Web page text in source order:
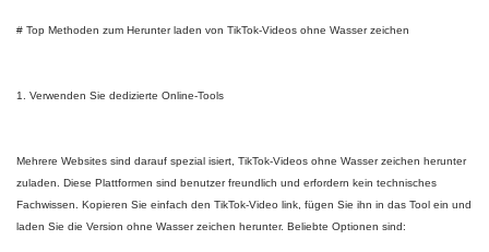
# Top Methoden zum Herunter laden von TikTok-Videos ohne Wasser zeichen
1. Verwenden Sie dedizierte Online-Tools
Mehrere Websites sind darauf spezial isiert, TikTok-Videos ohne Wasser zeichen herunter
zuladen. Diese Plattformen sind benutzer freundlich und erfordern kein technisches
Fachwissen. Kopieren Sie einfach den TikTok-Video link, fügen Sie ihn in das Tool ein und
laden Sie die Version ohne Wasser zeichen herunter. Beliebte Optionen sind: